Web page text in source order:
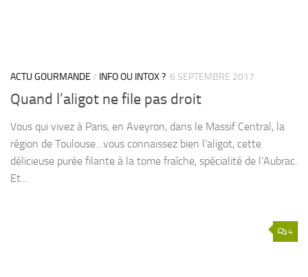
ACTU GOURMANDE / INFO OU INTOX ? 6 SEPTEMBRE 2017
Quand l’aligot ne file pas droit
Vous qui vivez à Paris, en Aveyron, dans le Massif Central, la
région de Toulouse…vous connaissez bien l’aligot, cette
délicieuse purée filante à la tome fraîche, spécialité de l’Aubrac.
Et...
4